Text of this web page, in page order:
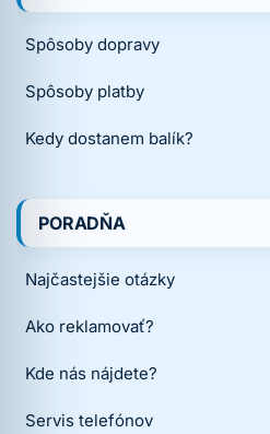
Spôsoby dopravy
Spôsoby platby
Kedy dostanem balík?
PORADŇA
Najčastejšie otázky
Ako reklamovať?
Kde nás nájdete?
Servis telefónov